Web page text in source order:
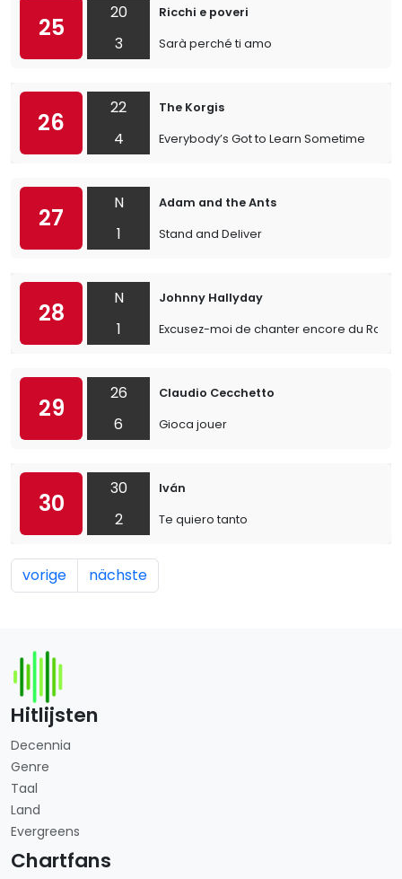
25
20
3
Ricchi e poveri
Sarà perché ti amo
26
22
4
The Korgis
Everybody’s Got to Learn Sometime
27
N
1
Adam and the Ants
Stand and Deliver
28
N
1
Johnny Hallyday
Excusez-moi de chanter encore du Rock
29
26
6
Claudio Cecchetto
Gioca jouer
30
30
2
Iván
Te quiero tanto
vorige nächste
Hitlijsten
Decennia
Genre
Taal
Land
Evergreens
Chartfans